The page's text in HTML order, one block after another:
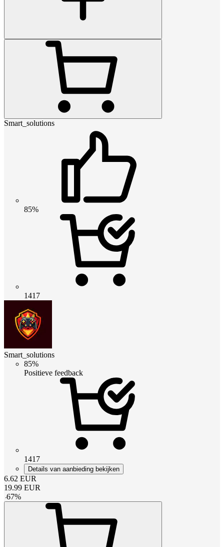
Smart_solutions
85%
1417
Smart_solutions
85%
Positieve feedback
1417
Details van aanbieding bekijken
6.62 EUR
19.99 EUR
-67%